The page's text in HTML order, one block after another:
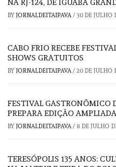
NA RJ-124, DE IGUABA
BY JORNALDEITAIPAVA/ 30 DE JULHO
CABO FRIO RECEBE
SHOWS GRATUITOS
BY JORNALDEITAIPAVA/ 20 DE JULHO
FESTIVAL GASTRONÔMICO
PREPARA EDIÇÃO
BY JORNALDEITAIPAVA/ 8 DE JULHO
TERESÓPOLIS 135 ANOS: